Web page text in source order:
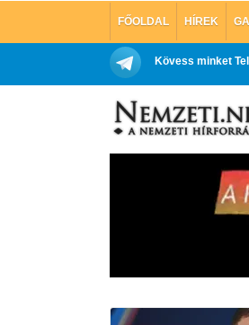
FŐOLDAL HÍREK
Kövess minket